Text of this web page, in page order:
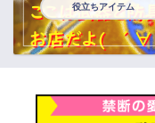
役立ちアイテム